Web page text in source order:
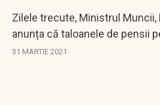
Zilele trecute, Ministrul Muncii,
anunța că taloanele de pensii
trebuie să le ducă acasă celor
31 MARTIE 2021